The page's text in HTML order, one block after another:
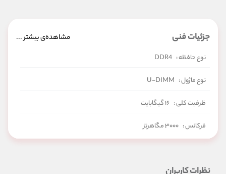
جزئیات فنی مشاهده‌ی بیشتر ...
نوع حافظه : DDR4
نوع ماژول : U-DIMM
ظرفیت کلی : ۱۶ گیگابایت
فرکانس : ۳۰۰۰ مگاهرتز